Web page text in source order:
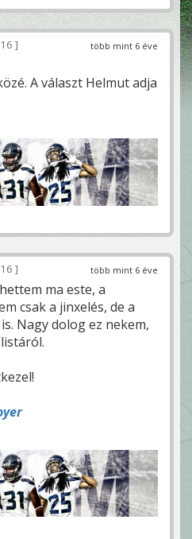
több mint 6 éve
A választ Helmut adja
több mint 6 éve
ma este, a
csak a jinxelés, de a
Nagy dolog ez nekem,